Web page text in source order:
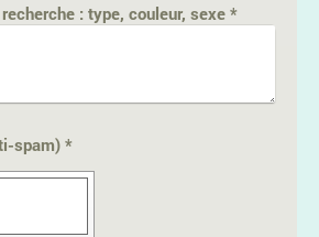
: type, couleur, sexe*
Captcha (code anti-spam) *